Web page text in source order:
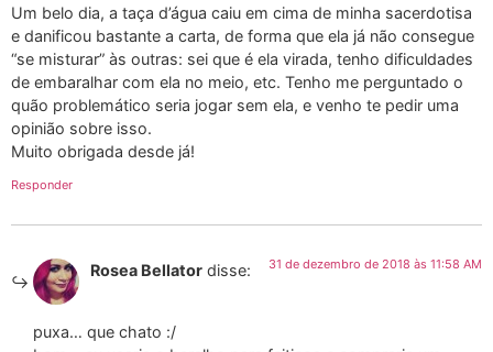
Um belo dia, a taça d’água caiu em cima de minha sacerdotisa
e danificou bastante a carta, de forma que ela já não consegue
“se misturar” às outras: sei que é ela virada, tenho dificuldades
de embaralhar com ela no meio, etc. Tenho me perguntado o
quão problemático seria jogar sem ela, e venho te pedir uma
opinião sobre isso.
Muito obrigada desde já!
Responder
Rosea Bellator disse: 31 de dezembro de 2018 às 11:58 AM
puxa… que chato :/